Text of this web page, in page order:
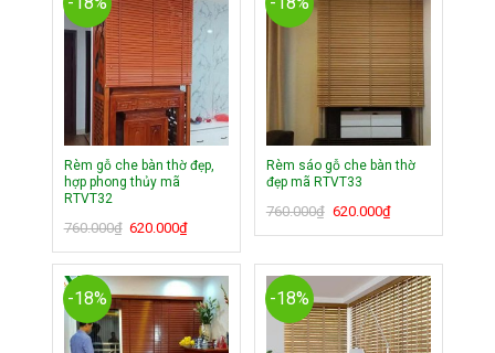
Rèm gỗ che bàn thờ đẹp,
hợp phong thủy mã
RTVT32
760.000₫ Giá
gốc
là:
760.000₫.
620.000₫Giá
hiện
tại
là:
620.000₫.
Rèm sáo gỗ che bàn thờ
đẹp mã RTVT33
760.000₫ Giá
gốc
760.000₫.
620.000₫Giá
hiện
là:
620.000₫.
-18% -18%